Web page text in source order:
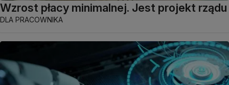
Wzrost płacy minimalnej. Jest projekt rządu
DLA PRACOWNIKA